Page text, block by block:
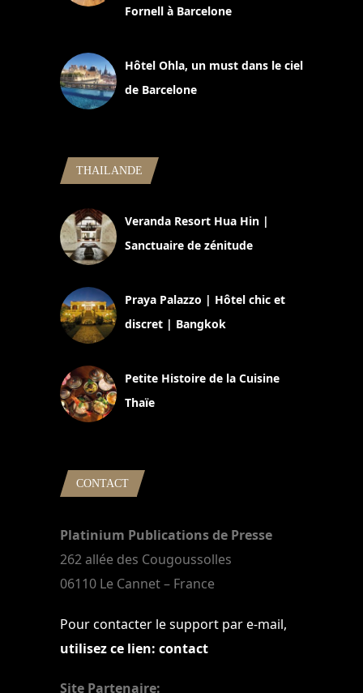
Fornell à Barcelone
Hôtel Ohla, un must dans le ciel
de Barcelone
THAILANDE
Veranda Resort Hua Hin |
Sanctuaire de zénitude
Praya Palazzo | Hôtel chic et
discret | Bangkok
Petite Histoire de la Cuisine
Thaïe
CONTACT
Platinium Publications de Presse
262 allée des Cougoussolles
06110 Le Cannet – France
Pour contacter le support par e-mail,
utilisez ce lien: contact
Site Partenaire: